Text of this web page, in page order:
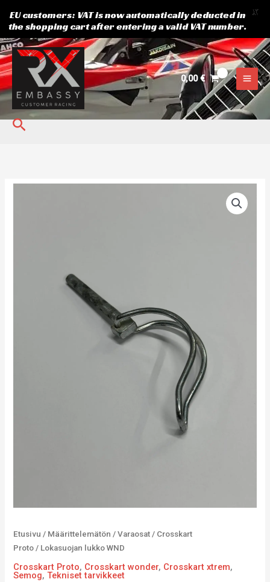
Siirry
sisältöön
0,00€
Hae
Etusivu / Määrittelemätön /Varaosat / Crosskart
Proto / Lokasuojan lukko WND
Crosskart Proto, Crosskart wonder, Crosskart xtrem,
Semog,Tekniset tarvikkeet
EU customers: VAT is now automatically deducted in
the shopping cart after entering a valid VAT number.
X